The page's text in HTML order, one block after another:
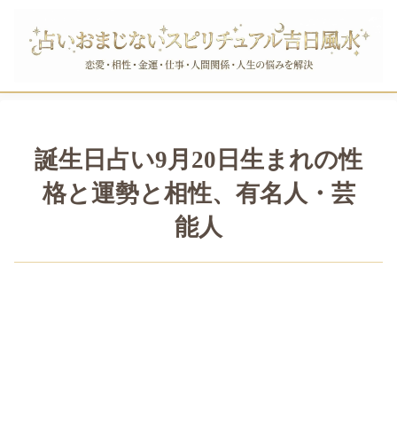
誕生日占い9月20日生まれの性
格と運勢と相性、有名人・芸
能人